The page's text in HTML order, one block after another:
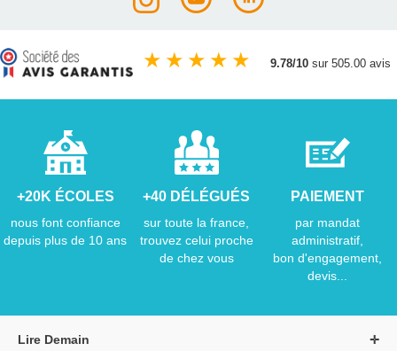
★ ★ ★ ★ ★ 9.78/10 sur 505.00 avis
+20K ÉCOLES
nous font confiance
depuis plus de 10 ans
+40 DÉLÉGUÉS
sur toute la france,
trouvez celui proche
de chez vous
PAIEMENT
par mandat
administratif,
bon d'engagement,
devis...
Lire Demain